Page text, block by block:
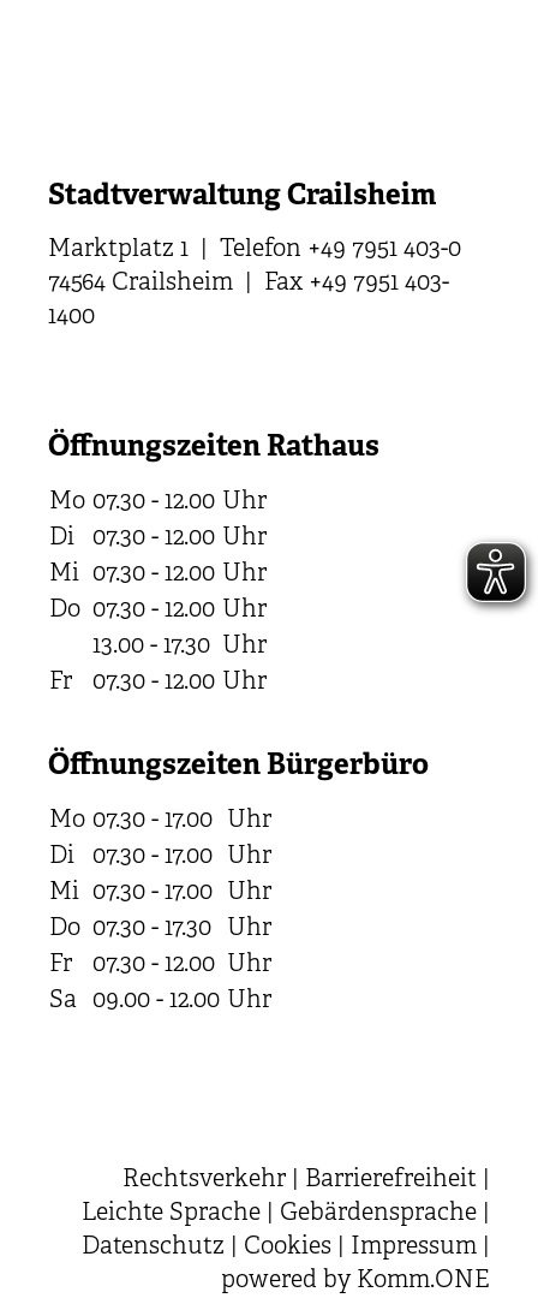
Stadtverwaltung Crailsheim
Marktplatz 1 | Telefon +49 7951 403-0
74564 Crailsheim | Fax +49 7951 403-
1400
Öffnungszeiten Rathaus
Mo 07.30 - 12.00 Uhr
Di
07.30 - 12.00 Uhr
Mi 07.30 - 12.00 Uhr
Do 07.30 - 12.00 Uhr
13.00 - 17.30 Uhr
Fr
07.30 - 12.00 Uhr
Öffnungszeiten Bürgerbüro
Mo 07.30 - 17.00 Uhr
Di
07.30 - 17.00 Uhr
Mi 07.30 - 17.00 Uhr
Do 07.30 - 17.30 Uhr
Fr
07.30 - 12.00 Uhr
Sa 09.00 - 12.00 Uhr
Rechtsverkehr Barrierefreiheit
Leichte Sprache
Gebärdensprache
Datenschutz
Cookies Impressum
powered by Komm.ONE